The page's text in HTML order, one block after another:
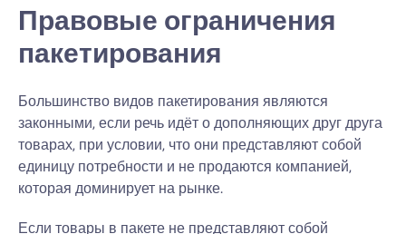
Правовые ограничения
пакетирования
Большинство видов пакетирования являются
законными, если речь идёт о дополняющих друг друга
товарах, при условии, что они представляют собой
единицу потребности и не продаются компанией,
которая доминирует на рынке.
Если товары в пакете не представляют собой